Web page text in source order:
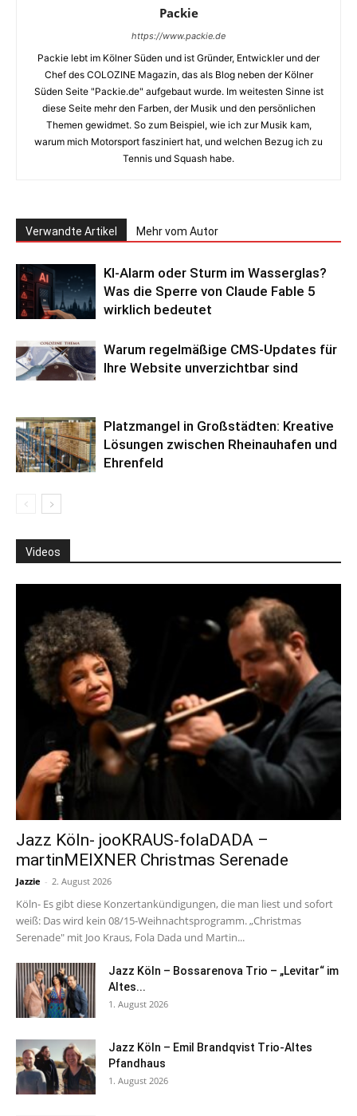
Packie
https://www.packie.de
Packie lebt im Kölner Süden und ist Gründer, Entwickler und der
Chef des COLOZINE Magazin, das als Blog neben der Kölner
Süden Seite "Packie.de" aufgebaut wurde. Im weitesten Sinne ist
diese Seite mehr den Farben, der Musik und den persönlichen
Themen gewidmet. So zum Beispiel, wie ich zur Musik kam,
warum mich Motorsport fasziniert hat, und welchen Bezug ich zu
Tennis und Squash habe.
Verwandte Artikel Mehr vom Autor
KI-Alarm oder Sturm im Wasserglas?
Was die Sperre von Claude Fable 5
wirklich bedeutet
Warum regelmäßige CMS-Updates für
Ihre Website unverzichtbar sind
Platzmangel in Großstädten: Kreative
Lösungen zwischen Rheinauhafen und
Ehrenfeld
Videos
Jazz Köln- jooKRAUS-folaDADA –
martinMEIXNER Christmas Serenade
Jazzie - 2. August 2026
Köln- Es gibt diese Konzertankündigungen, die man liest und sofort
weiß: Das wird kein 08/15-Weihnachtsprogramm. „Christmas
Serenade" mit Joo Kraus, Fola Dada und Martin...
Jazz Köln – Bossarenova Trio – „Levitar“ im
Altes...
1. August 2026
Jazz Köln – Emil Brandqvist Trio-Altes
Pfandhaus
1. August 2026